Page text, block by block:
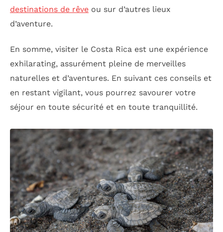
destinations de rêve ou sur d’autres lieux
d’aventure.
En somme, visiter le Costa Rica est une expérience
exhilarating, assurément pleine de merveilles
naturelles et d’aventures. En suivant ces conseils et
en restant vigilant, vous pourrez savourer votre
séjour en toute sécurité et en toute tranquillité.